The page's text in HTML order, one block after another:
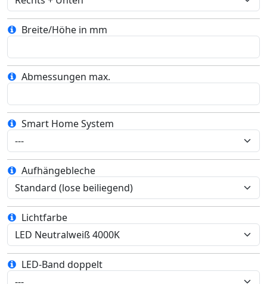
Breite/Höhe in mm
Abmessungen max.
Smart Home System
Aufhängebleche
Lichtfarbe
LED-Band doppelt